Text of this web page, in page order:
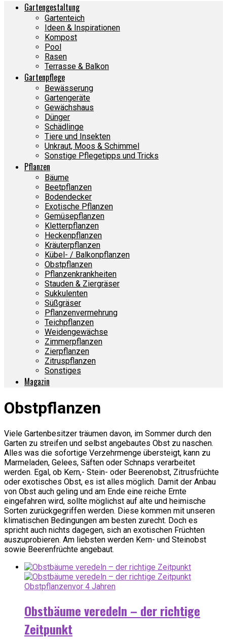
Gartengestaltung
Gartenteich
Ideen & Inspirationen
Kompost
Pool
Rasen
Terrasse & Balkon
Gartenpflege
Bewässerung
Gartengeräte
Gewächshaus
Dünger
Schädlinge
Tiere und Insekten
Unkraut, Moos & Schimmel
Sonstige Pflegetipps und Tricks
Pflanzen
Bäume
Beetpflanzen
Bodendecker
Exotische Pflanzen
Gemüsepflanzen
Kletterpflanzen
Heckenpflanzen
Kräuterpflanzen
Kübel- / Balkonpflanzen
Obstpflanzen
Pflanzenkrankheiten
Stauden & Ziergräser
Sukkulenten
Süßgräser
Pflanzenvermehrung
Teichpflanzen
Weidengewächse
Zimmerpflanzen
Zierpflanzen
Zitruspflanzen
Sonstiges
Magazin
Obstpflanzen
Viele Gartenbesitzer träumen davon, im Sommer durch den
Garten zu streifen und selbst angebautes Obst zu naschen.
Alles was die sofortige Verzehrmenge übersteigt, kann zu
Marmeladen, Gelees, Säften oder Schnaps verarbeitet
werden. Egal, ob Kern,- Stein- oder Beerenobst, Zitrusfrüchte
oder exotisches Obst, es ist alles möglich. Damit der Anbau
von Obst auch geling und am Ende eine reiche Ernte
eingefahren wird, sollte möglichst auf alte und heimische
Sorten zurückgegriffen werden. Diese kommen mit unseren
klimatischen Bedingungen am besten zurecht. Doch es
spricht auch nichts dagegen, sich an exotischen Früchten
auszuprobieren. Am liebsten werden Kern- und Steinobst
sowie Beerenfrüchte angebaut.
Obstpflanzenvor 4 Jahren
Obstbäume veredeln – der richtige
Zeitpunkt